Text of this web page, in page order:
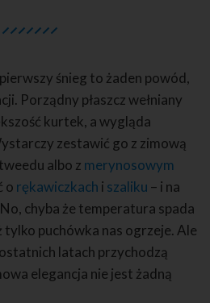
śnieg to żaden powód,
Porządny płaszcz wełniany
kurtek, a wygląda
zestawić go z zimową
albo z merynosowym
o rękawiczkach i szaliku – i na
chyba że temperatura spada
puchówka nas ogrzeje. Ale
latach przychodzą
elegancja nie jest żadną